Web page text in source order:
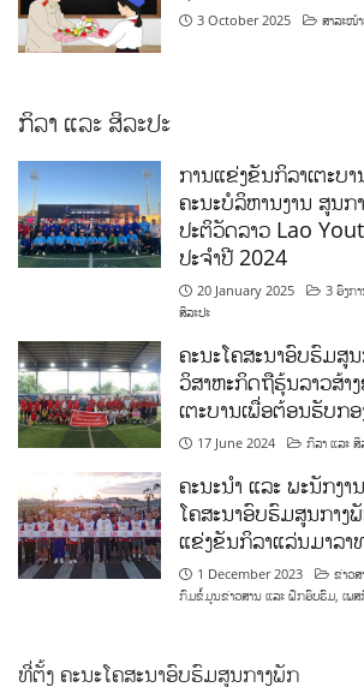
3 October 2025 ສາລະໜ້
ກິລາ ແລະ ສິລະປະ
ການແຂ່ງຂັນກິລາເຕະບ
ຄະນະບໍລິຫານງານ ສູນ
ປະຕິວັດລາວ Lao
ປະຈຳປີ 2024
20 January 2025 3 ອົງກ
ສິລະປະ
ຄະນະໂຄສະນາອົບຮົມສູ
ວິສາຫະກິດຖືຮຸ້ນລາວສ້າ
ເຕະບານເພື່ອຕ້ອນຮັບກ
17 June 2024 ກິລາ ແລະ ສິ
ຄະນະນຳ ແລະ ພະນັກງາ
ໂຄສະນາອົບຮົມສູນກາງ
ແຂ່ງຂັນກິລາແລ່ນມາລາ
1 December 2023 ຂ່າວ
ກົມຂໍ້ມູນຂ່າວສານ ແລະ ຝຶກອົບຮົມ,ເພ
ທີ່ຕັ້ງ ຄະນະໂຄສະນາອົບຮົມສູນກາງພັກ